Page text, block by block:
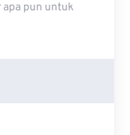
apa pun untuk